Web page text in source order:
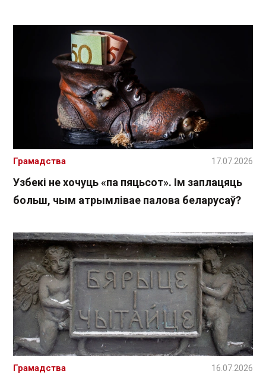
Узбекі не хочуць «па пяцьсот». Ім заплацяць
больш, чым атрымлівае палова беларусаў?
Грамадства 17.07.2026
Грамадства 16.07.2026